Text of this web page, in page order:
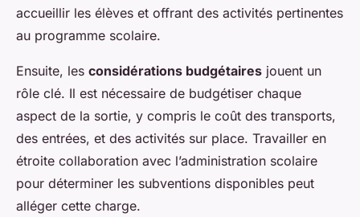
accueillir les élèves et offrant des activités pertinentes
au programme scolaire.
Ensuite, les considérations budgétaires jouent un
rôle clé. Il est nécessaire de budgétiser chaque
aspect de la sortie, y compris le coût des transports,
des entrées, et des activités sur place. Travailler en
étroite collaboration avec l’administration scolaire
pour déterminer les subventions disponibles peut
alléger cette charge.